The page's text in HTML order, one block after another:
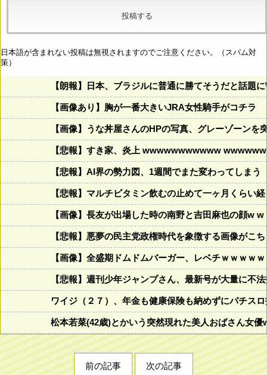
日本語が含まれない投稿は無視されますのでご注意ください。（スパム対
策）
【朗報】日本、ブラジルに普通に勝てそうだと話題
【画像あり】胸が一番大きいJRA女性騎手がコチラ
【画像】うな丼屋さんのHPの写真、グレーゾーンを
【悲報】すき家、炎上 wwwwwwwwwww
【悲報】AI界の勢力図、1週間でまた変わってしまう
【悲報】マルチビタミン飲むの止めて一ヶ月くらい
【画像】長友が出場した時の南野と吉田麻也の顔
【悲報】悪夢の民主党政権時代を象徴する画像がこ
【画像】全盛期ドムドムバーガー、レベチｗｗｗｗ
【悲報】週刊少年ジャンプさん、最新号が大量に不
ワイジ（２７）、年金も健康保険も納めずにパチス
松本若菜(42歳)とかいう突然現れた美人おばさん女優
前の記事 次の記事